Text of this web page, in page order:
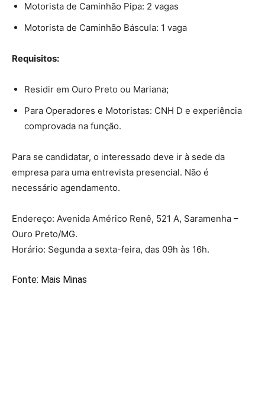
Motorista de Caminhão Pipa: 2 vagas
Motorista de Caminhão Báscula: 1 vaga
Requisitos:
Residir em Ouro Preto ou Mariana;
Para Operadores e Motoristas: CNH D e experiência
comprovada na função.
Para se candidatar, o interessado deve ir à sede da
empresa para uma entrevista presencial. Não é
necessário agendamento.
Endereço: Avenida Américo Renê, 521 A, Saramenha –
Ouro Preto/MG.
Horário: Segunda a sexta-feira, das 09h às 16h.
Fonte: Mais Minas